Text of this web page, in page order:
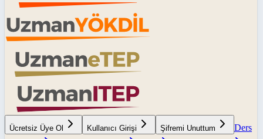
Ücretsiz Üye Ol Kullanıcı Girişi Şifremi Unuttum
Ders